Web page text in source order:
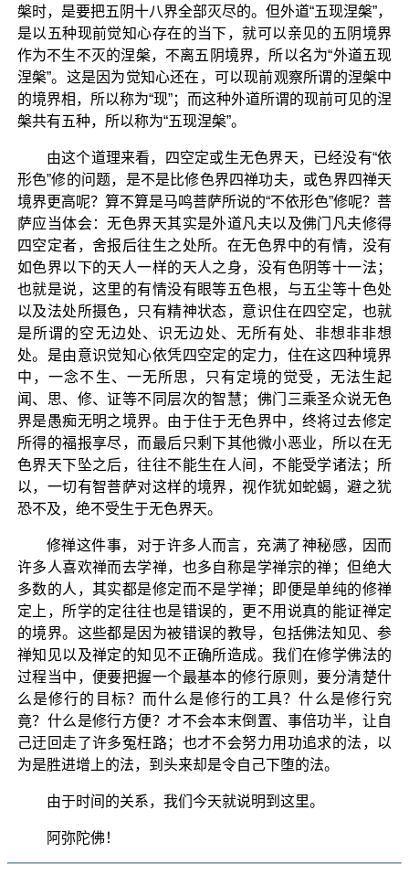
槃时，是要把五阴十八界全部灭尽的。但外道“五现涅槃”，
是以五种现前觉知心存在的当下，就可以亲见的五阴境界
作为不生不灭的涅槃，不离五阴境界，所以名为“外道五现
涅槃”。这是因为觉知心还在，可以现前观察所谓的涅槃中
的境界相，所以称为“现”；而这种外道所谓的现前可见的涅
槃共有五种，所以称为“五现涅槃”。
由这个道理来看，四空定或生无色界天，已经没有“依
形色”修的问题，是不是比修色界四禅功夫，或色界四禅天
境界更高呢？算不算是马鸣菩萨所说的“不依形色”修呢？菩
萨应当体会：无色界天其实是外道凡夫以及佛门凡夫修得
四空定者，舍报后往生之处所。在无色界中的有情，没有
如色界以下的天人一样的天人之身，没有色阴等十一法；
也就是说，这里的有情没有眼等五色根，与五尘等十色处
以及法处所摄色，只有精神状态，意识住在四空定，也就
是所谓的空无边处、识无边处、无所有处、非想非非想
处。是由意识觉知心依凭四空定的定力，住在这四种境界
中，一念不生、一无所思，只有定境的觉受，无法生起
闻、思、修、证等不同层次的智慧；佛门三乘圣众说无色
界是愚痴无明之境界。由于住于无色界中，终将过去修定
所得的福报享尽，而最后只剩下其他微小恶业，所以在无
色界天下坠之后，往往不能生在人间，不能受学诸法；所
以，一切有智菩萨对这样的境界，视作犹如蛇蝎，避之犹
恐不及，绝不受生于无色界天。
修禅这件事，对于许多人而言，充满了神秘感，因而
许多人喜欢禅而去学禅，也多自称是学禅宗的禅；但绝大
多数的人，其实都是修定而不是学禅；即便是单纯的修禅
定上，所学的定往往也是错误的，更不用说真的能证禅定
的境界。这些都是因为被错误的教导，包括佛法知见、参
禅知见以及禅定的知见不正确所造成。我们在修学佛法的
过程当中，便要把握一个最基本的修行原则，要分清楚什
么是修行的目标？而什么是修行的工具？什么是修行究
竟？什么是修行方便？才不会本末倒置、事倍功半，让自
己迂回走了许多冤枉路；也才不会努力用功追求的法，以
为是胜进增上的法，到头来却是令自己下堕的法。
由于时间的关系，我们今天就说明到这里。
阿弥陀佛！